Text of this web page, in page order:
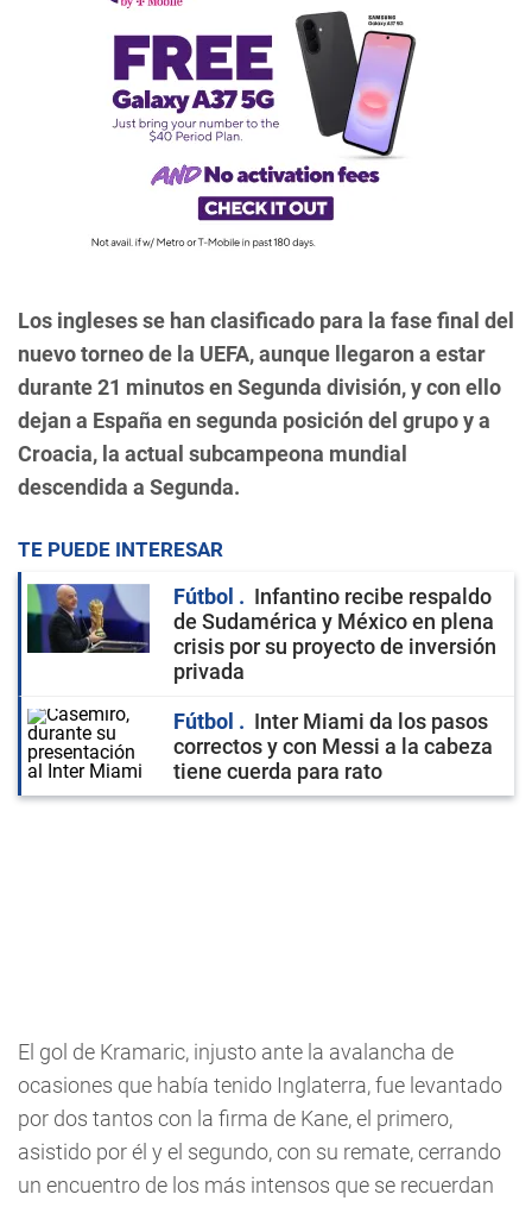
Los ingleses se han clasificado para la fase final del
nuevo torneo de la UEFA, aunque llegaron a estar
durante 21 minutos en Segunda división, y con ello
dejan a España en segunda posición del grupo y a
Croacia, la actual subcampeona mundial
descendida a Segunda.
TE PUEDE INTERESAR
Fútbol
Infantino recibe respaldo
de Sudamérica y México en plena
crisis por su proyecto de inversión
privada
Fútbol
Inter Miami da los pasos
correctos y con Messi a la cabeza
tiene cuerda para rato
El gol de Kramaric, injusto ante la avalancha de
ocasiones que había tenido Inglaterra, fue levantado
por dos tantos con la firma de Kane, el primero,
asistido por él y el segundo, con su remate, cerrando
un encuentro de los más intensos que se recuerdan